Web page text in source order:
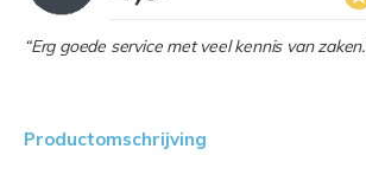
“Erg goede service met veel kennis van
Productomschrijving